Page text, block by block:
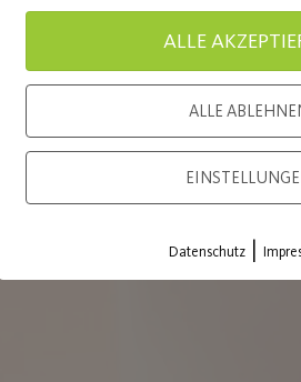
(=
alle
Mit einem
Winter.
online
schweinau.de
Sollten Sie
48 Stunden
ALLE
ALLE
Datenschutz |